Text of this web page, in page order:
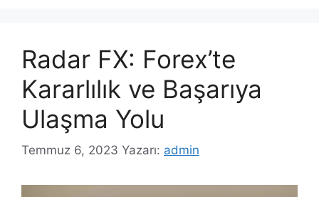
Radar FX: Forex’te
Kararlılık ve Başarıya
Ulaşma Yolu
Temmuz 6, 2023 Yazarı: admin